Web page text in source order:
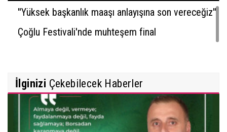
''Yüksek başkanlık maaşı anlayışına son vereceğiz''
Çoğlu Festivali'nde muhteşem final
İlginizi Çekebilecek Haberler